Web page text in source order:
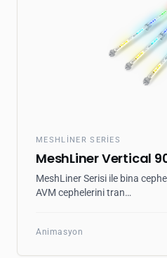
MESHLINER SERIES
MeshLiner Vertical
MeshLiner Serisi ile bina
AVM cephelerini tran…
Animasyon